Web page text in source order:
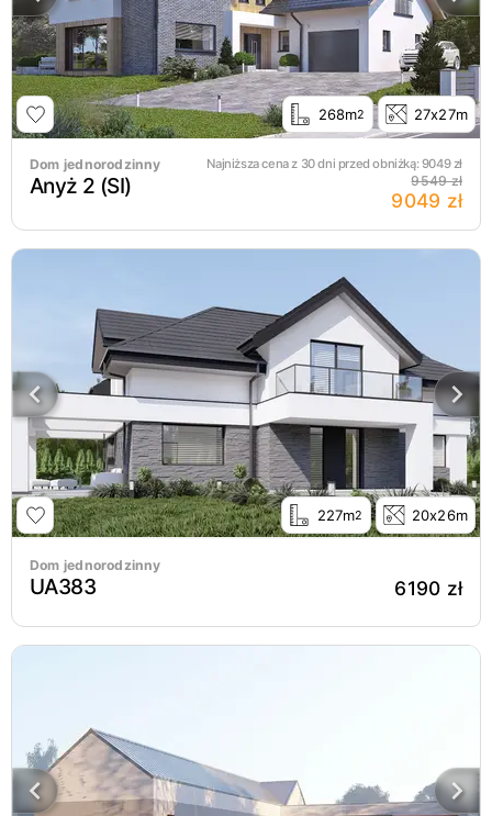
268m2 27x27m
Dom jednorodzinny Najniższa cena z 30 dni przed obniżką:9049zł
Anyż 2 (SI) 9549 zł
9049 zł
227m2 20x26m
Dom jednorodzinny
UA383 6190 zł